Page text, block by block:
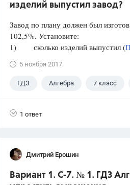
изделий выпустил завод?
Завод по плану должен был
102,5%. Установите:
1) сколько изделий выпустил (
5 ноября 2017
ГДЗ Алгебра 7 класс
1 ответ
Дмитрий Ерошин
Вариант 1. С-7. № 1. ГДЗ